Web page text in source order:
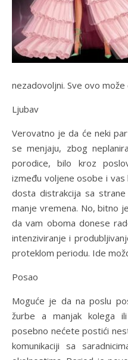
nezadovoljni. Sve ovo
Ljubav
Verovatno je da će neki
se menjaju, zbog
porodice, bilo kroz
između voljene osobe i
dosta distrakcija sa
manje vremena. No, bitno
da vam oboma donese
intenziviranje i
proteklom periodu. Ide
Posao
Moguće je da na poslu
žurbe a manjak kolega
posebno nećete postići
komunikaciji sa